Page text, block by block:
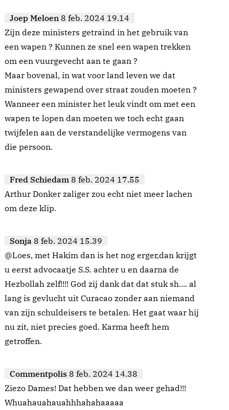
Joep Meloen 8 feb. 2024 19.14
Zijn deze ministers getraind in het gebruik van
een wapen ? Kunnen ze snel een wapen trekken
om een vuurgevecht aan te gaan ?
Maar bovenal, in wat voor land leven we dat
ministers gewapend over straat zouden moeten ?
Wanneer een minister het leuk vindt om met een
wapen te lopen dan moeten we toch echt gaan
twijfelen aan de verstandelijke vermogens van
die persoon.
Fred Schiedam 8 feb. 2024 17.55
Arthur Donker zaliger zou echt niet meer lachen
om deze klip.
Sonja 8 feb. 2024 15.39
@Loes, met Hakim dan is het nog erger,dan krijgt
u eerst advocaatje S.S. achter u en daarna de
Hezbollah zelf!!!! God zij dank dat dat stuk sh.... al
lang is gevlucht uit Curacao zonder aan niemand
van zijn schuldeisers te betalen. Het gaat waar hij
nu zit, niet precies goed. Karma heeft hem
getroffen.
Commentpolis 8 feb. 2024 14.38
Ziezo Dames! Dat hebben we dan weer gehad!!!
Whuahauahauahhhahahaaaaa